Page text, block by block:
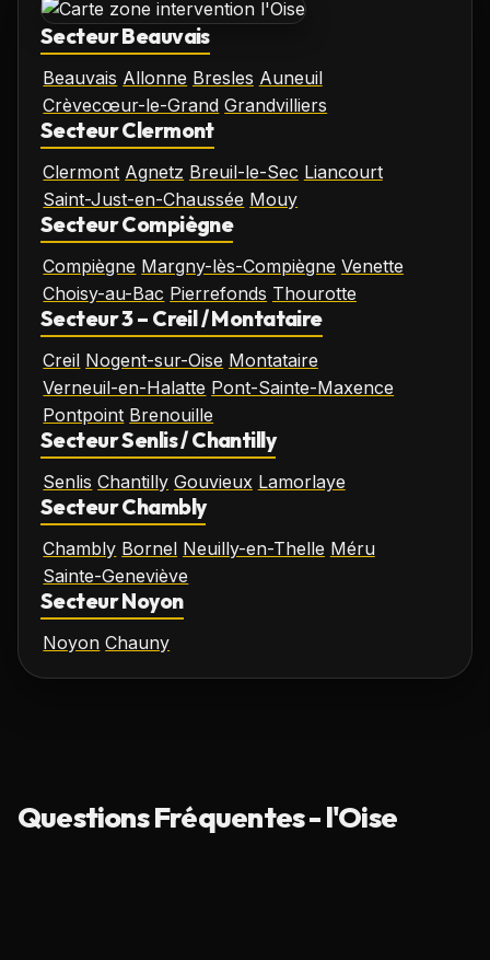
Secteur Beauvais
Beauvais Allonne Bresles Auneuil
Crèvecœur-le-Grand Grandvilliers
Secteur Clermont
Clermont Agnetz Breuil-le-Sec Liancourt
Saint-Just-en-Chaussée Mouy
Secteur Compiègne
Compiègne Margny-lès-Compiègne Venette
Choisy-au-Bac Pierrefonds Thourotte
Secteur 3 – Creil / Montataire
Creil Nogent-sur-Oise Montataire
Verneuil-en-Halatte Pont-Sainte-Maxence
Pontpoint Brenouille
Secteur Senlis / Chantilly
Senlis Chantilly Gouvieux Lamorlaye
Secteur Chambly
Chambly Bornel Neuilly-en-Thelle Méru
Sainte-Geneviève
Secteur Noyon
Noyon Chauny
Questions Fréquentes - l'Oise